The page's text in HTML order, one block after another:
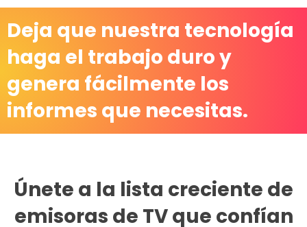
Deja que nuestra tecnología
haga el trabajo duro y
genera fácilmente los
informes que necesitas.
Únete a la lista creciente de
emisoras de TV que confían